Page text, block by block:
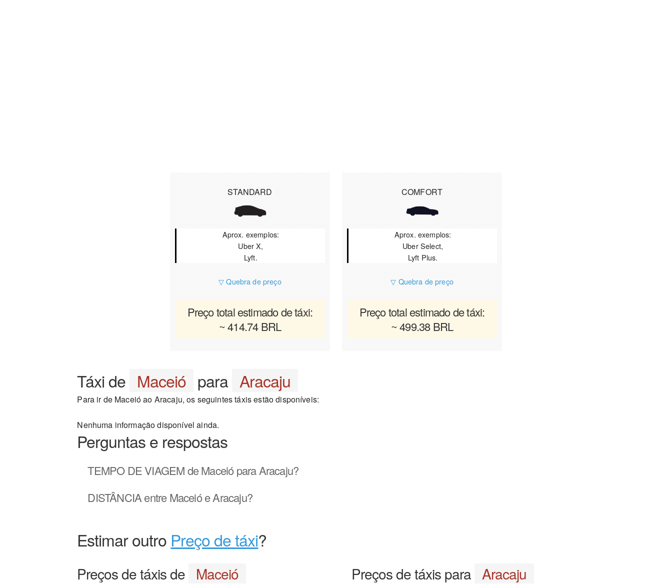
STANDARD
Aprox. exemplos:
Uber X,
Lyft.
▽ Quebra de preço
Preço total estimado de táxi:
~ 414.74 BRL
COMFORT
Aprox. exemplos:
Uber Select,
Lyft Plus.
▽ Quebra de preço
Preço total estimado de táxi:
~ 499.38 BRL
Táxi de Maceió para Aracaju
Para ir de Maceió ao Aracaju, os seguintes táxis estão disponíveis:
Nenhuma informação disponível ainda.
Perguntas e respostas
TEMPO DE VIAGEMde Maceió para Aracaju?
DISTÂNCIAentre Maceió e Aracaju?
Estimar outro Preço de táxi?
Preços de táxis de Maceió Preços de táxis para Aracaju